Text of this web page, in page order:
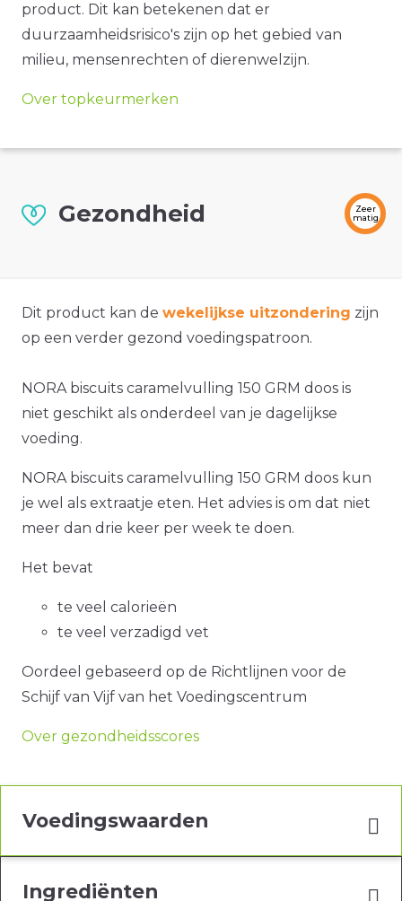
product. Dit kan betekenen dat er
duurzaamheidsrisico's zijn op het gebied van
milieu, mensenrechten of dierenwelzijn.
Over topkeurmerken
Gezondheid
Zeer
matig
Dit product kan de wekelijkse uitzondering zijn
op een verder gezond voedingspatroon.
NORA biscuits caramelvulling 150 GRM doos is
niet geschikt als onderdeel van je dagelijkse
voeding.
NORA biscuits caramelvulling 150 GRM doos kun
je wel als extraatje eten. Het advies is om dat niet
meer dan drie keer per week te doen.
Het bevat
te veel calorieën
te veel verzadigd vet
Oordeel gebaseerd op de Richtlijnen voor de
Schijf van Vijf van het Voedingscentrum
Over gezondheidsscores
Voedingswaarden
Ingrediënten